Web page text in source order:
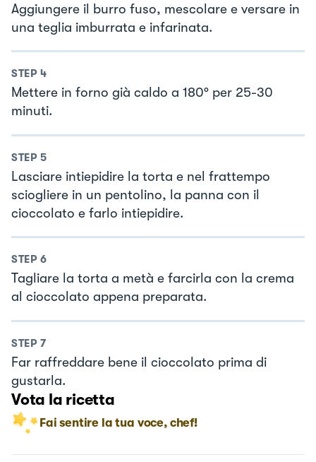
Aggiungere il burro fuso, mescolare e versare in
una teglia imburrata e infarinata.
STEP 4
Mettere in forno già caldo a 180° per 25-30
minuti.
STEP 5
Lasciare intiepidire la torta e nel frattempo
sciogliere in un pentolino, la panna con il
cioccolato e farlo intiepidire.
STEP 6
Tagliare la torta a metà e farcirla con la crema
al cioccolato appena preparata.
STEP 7
Far raffreddare bene il cioccolato prima di
gustarla.
Vota la ricetta
Fai sentire la tua voce, chef!